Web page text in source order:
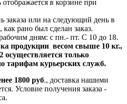
в корзине при
заказа или на следующий день в
как рано был сделан заказ.
дням: с пн.- пт. С 10 до 18.
продукции весом свыше 10 кг.,
только
тарифам курьерских служб.
1800 руб., доставка нашими
Условие получения заказа -